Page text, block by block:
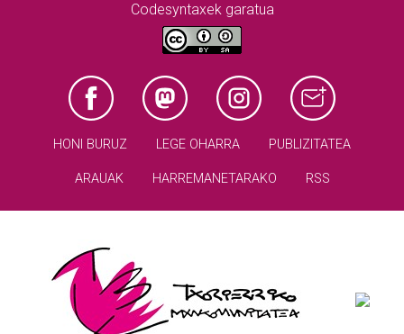
Codesyntaxek garatua
HONI BURUZ LEGE OHARRA PUBLIZITATEA
ARAUAK HARREMANETARAKO RSS